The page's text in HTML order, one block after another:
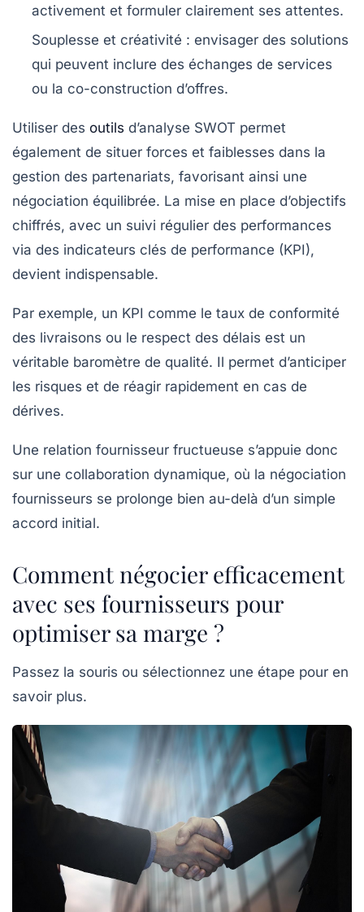
activement et formuler clairement ses attentes.
Souplesse et créativité : envisager des solutions
qui peuvent inclure des échanges de services
ou la co-construction d’offres.
Utiliser des outils d’analyse SWOT permet
également de situer forces et faiblesses dans la
gestion des partenariats, favorisant ainsi une
négociation équilibrée. La mise en place d’objectifs
chiffrés, avec un suivi régulier des performances
via des indicateurs clés de performance (KPI),
devient indispensable.
Par exemple, un KPI comme le taux de conformité
des livraisons ou le respect des délais est un
véritable baromètre de qualité. Il permet d’anticiper
les risques et de réagir rapidement en cas de
dérives.
Une relation fournisseur fructueuse s’appuie donc
sur une collaboration dynamique, où la négociation
fournisseurs se prolonge bien au-delà d’un simple
accord initial.
Comment négocier efficacement
avec ses fournisseurs pour
optimiser sa marge ?
Passez la souris ou sélectionnez une étape pour en
savoir plus.